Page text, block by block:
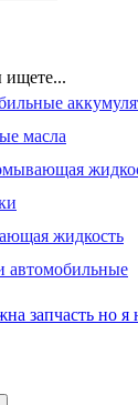
масла
жидкость
автомобильные
запчасть но я